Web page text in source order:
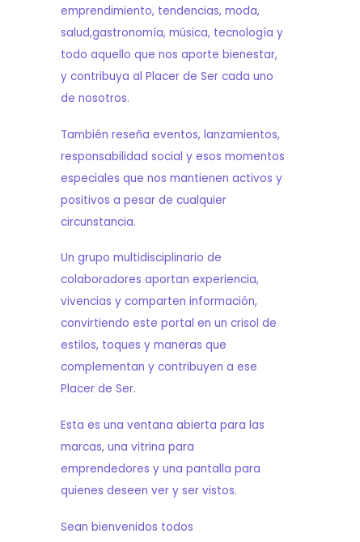
emprendimiento, tendencias, moda,
salud,gastronomía, música, tecnología y
todo aquello que nos aporte bienestar,
y contribuya al Placer de Ser cada uno
de nosotros.
También reseña eventos, lanzamientos,
responsabilidad social y esos momentos
especiales que nos mantienen activos y
positivos a pesar de cualquier
circunstancia.
Un grupo multidisciplinario de
colaboradores aportan experiencia,
vivencias y comparten información,
convirtiendo este portal en un crisol de
estilos, toques y maneras que
complementan y contribuyen a ese
Placer de Ser.
Esta es una ventana abierta para las
marcas, una vitrina para
emprendedores y una pantalla para
quienes deseen ver y ser vistos.
Sean bienvenidos todos